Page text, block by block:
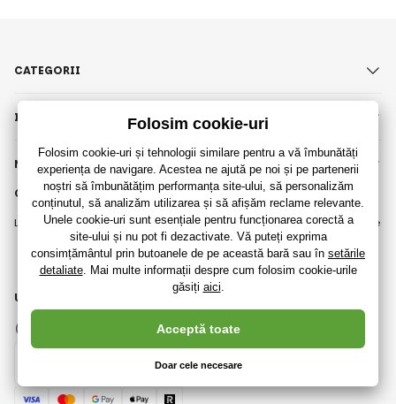
CONTACT
Luni - Vineri (9:00 - 17:00)
De obicei răspundem în termen de
8 ore
info@raijucarii.ro
CATEGORII
INFORMAȚII IMPORTANTE
NU RATAȚI
URMĂRIȚI-NE
Instagram